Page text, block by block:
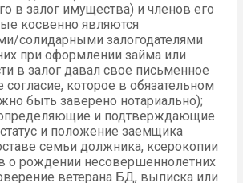
в залог имущества) и членов его
косвенно являются
солидарными залогодателями
при оформлении займа или
в залог давал свое письменное
которое в обязательном
быть заверено нотариально);
и подтверждающие
и положение заемщика
семьи должника, ксерокопии
о рождении несовершеннолетних
ветерана БД, выписка или